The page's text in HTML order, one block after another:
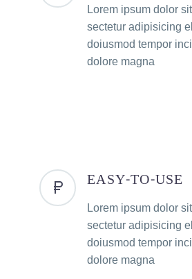
Lorem ipsum dolor
sectetur adipisicing
doiusmod tempor
dolore magna
EASY-TO-USE
Lorem ipsum dolor
sectetur adipisicing
doiusmod tempor
dolore magna